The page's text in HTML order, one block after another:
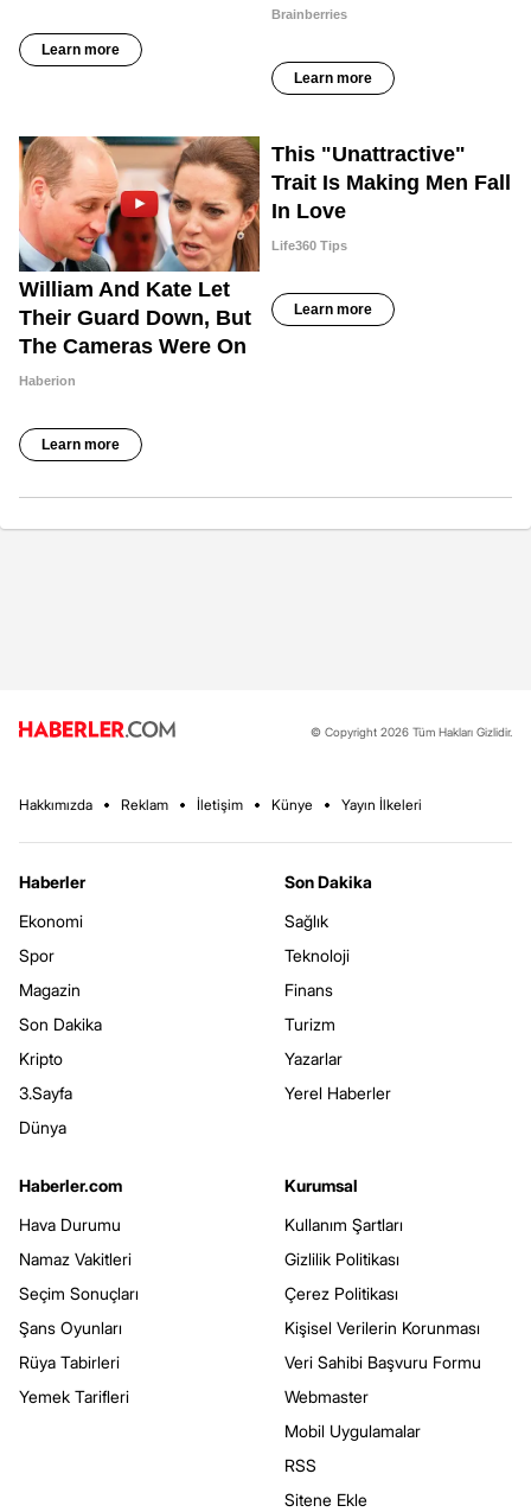
© Copyright 2026 Tüm Hakları Gizlidir.
Hakkımızda Reklam İletişim Künye Yayın İlkeleri
Haberler
Ekonomi
Spor
Magazin
Son Dakika
Kripto
3.Sayfa
Dünya
Son Dakika
Sağlık
Teknoloji
Finans
Turizm
Yazarlar
Yerel Haberler
Haberler.com
Hava Durumu
Namaz Vakitleri
Seçim Sonuçları
Şans Oyunları
Rüya Tabirleri
Yemek Tarifleri
Kurumsal
Kullanım Şartları
Gizlilik Politikası
Çerez Politikası
Kişisel Verilerin Korunması
Veri Sahibi Başvuru Formu
Webmaster
Mobil Uygulamalar
RSS
Sitene Ekle